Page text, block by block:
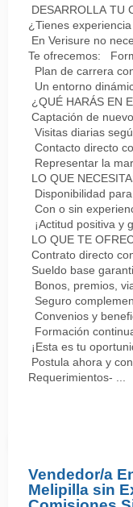
DESARROLLA TU
¿Tienes
En Verisure no
Te ofrecemos:
Plan de carrera
Un entorno
¿QUÉ HARÁS EN
Captación de
Visitas diarias
Contacto directo
Representar la
LO QUE
Disponibilidad
Con o sin
¡Actitud positiva y
LO QUE TE
Contrato directo
Sueldo base
Bonos, premios,
Seguro
Convenios y
Formación
¡Esta es tu
Postula ahora y
Requerimientos- ...
Vendedor/a
Melipilla sin